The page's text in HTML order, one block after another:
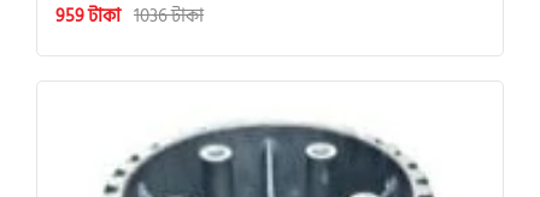
959 টাকা 1036 টাকা